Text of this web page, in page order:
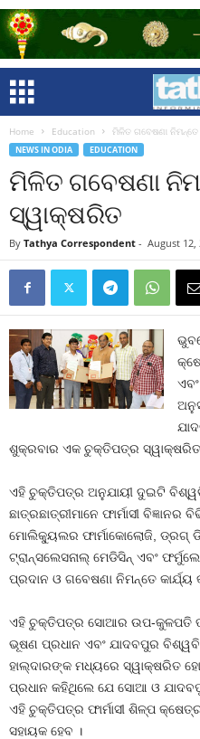
Home Education ମିଳିତ ଗବେଷଣା
NEWS IN ODIA EDUCATION
ମିଳିତ ଗବେଷଣା
ସ୍ୱାକ୍ଷରିତ
By Tathya Correspondent - August 12,
ଶୁକ୍ରବାର ଏକ ଚୁକ୍ତିପତ୍ର
ଏହି ଚୁକ୍ତିପତ୍ର ଅନୁଯାୟୀ ଦୁଇଟି
ଛାତ୍ରଛାତ୍ରୀମାନେ ଫାର୍ମାସୀ
ମୋଲିକ୍ୟୁଲର ଫାର୍ମାକୋଲୋଜି, ଡ୍ରଗ୍
ଟ୍ରାନ୍ସଲେସନାଲ୍ ମେଡିସିନ୍ ଏବଂ
ପ୍ରଦାନ ଓ ଗବେଷଣା ନିମନ୍ତେ କାର୍ଯ୍ୟ
ଏହି ଚୁକ୍ତିପତ୍ର ସୋଆର ଉପ-କୁଳପତି
ଭୂଷଣ ପ୍ରଧାନ ଏବଂ ଯାଦବପୁର
ହାଲ୍‌ଦାରଙ୍କ ମଧ୍ୟରେ ସ୍ୱାକ୍ଷରିତ
ପ୍ରଧାନ କହିଥିଲେ ଯେ ସୋଆ ଓ
ଏହି ଚୁକ୍ତିପତ୍ର ଫାର୍ମାସୀ ଶିଳ୍ପ
ସହାୟକ ହେବ ।